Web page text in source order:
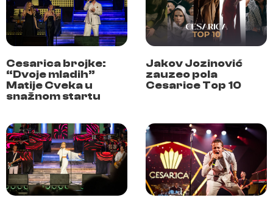
Cesarica brojke:
“Dvoje mladih”
Matije Cveka u
snažnom startu
Jakov Jozinović
zauzeo pola
Cesarice Top 10